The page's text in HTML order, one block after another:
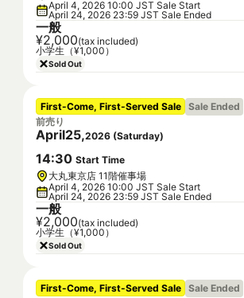
April 4, 2026 10:00 JST Sale Start
April 24, 2026 23:59 JST Sale Ended
一般
¥2,000(tax included)
小学生（¥1,000）
Sold Out
First-Come, First-Served Sale Sale Ended
前売り
April25,2026 (Saturday)
14:30 Start Time
大丸東京店 11階催事場
April 4, 2026 10:00 JST Sale Start
April 24, 2026 23:59 JST Sale Ended
一般
¥2,000(tax included)
小学生（¥1,000）
Sold Out
First-Come, First-Served Sale Sale Ended